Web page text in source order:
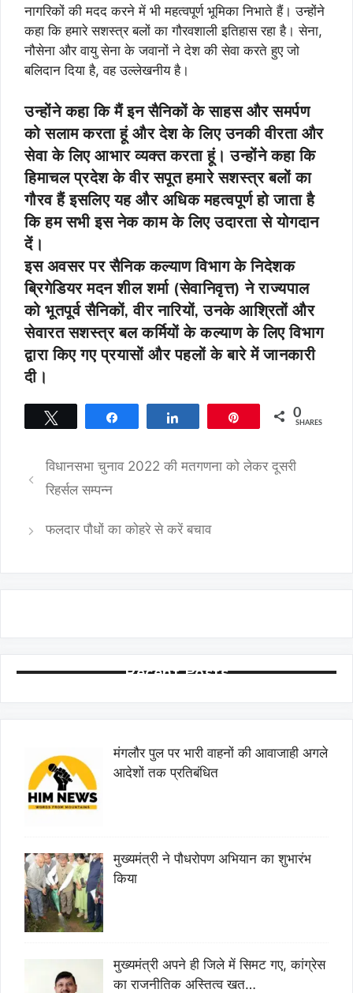
नागरिकों की मदद करने में भी महत्वपूर्ण भूमिका निभाते हैं। उन्होंने
कहा कि हमारे सशस्त्र बलों का गौरवशाली इतिहास रहा है। सेना,
नौसेना और वायु सेना के जवानों ने देश की सेवा करते हुए जो
बलिदान दिया है, वह उल्लेखनीय है।
उन्होंने कहा कि मैं इन सैनिकों के साहस और समर्पण
को सलाम करता हूं और देश के लिए उनकी वीरता और
सेवा के लिए आभार व्यक्त करता हूं। उन्होंने कहा कि
हिमाचल प्रदेश के वीर सपूत हमारे सशस्त्र बलों का
गौरव हैं इसलिए यह और अधिक महत्वपूर्ण हो जाता है
कि हम सभी इस नेक काम के लिए उदारता से योगदान
दें।
इस अवसर पर सैनिक कल्याण विभाग के निदेशक
ब्रिगेडियर मदन शील शर्मा (सेवानिवृत्त) ने राज्यपाल
को भूतपूर्व सैनिकों, वीर नारियों, उनके आश्रितों और
सेवारत सशस्त्र बल कर्मियों के कल्याण के लिए विभाग
द्वारा किए गए प्रयासों और पहलों के बारे में जानकारी
दी।
0
SHARES
विधानसभा चुनाव 2022 की मतगणना को लेकर दूसरी
रिहर्सल सम्पन्न
फलदार पौधों का कोहरे से करें बचाव
Recent Posts
मंगलौर पुल पर भारी वाहनों की आवाजाही अगले
आदेशों तक प्रतिबंधित
मुख्यमंत्री ने पौधरोपण अभियान का शुभारंभ
किया
मुख्यमंत्री अपने ही जिले में सिमट गए, कांग्रेस
का राजनीतिक अस्तित्व खत…